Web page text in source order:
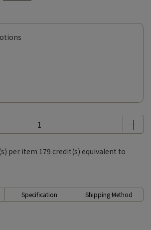
per item 179 credit(s) equivalent to
Specification Shipping Method